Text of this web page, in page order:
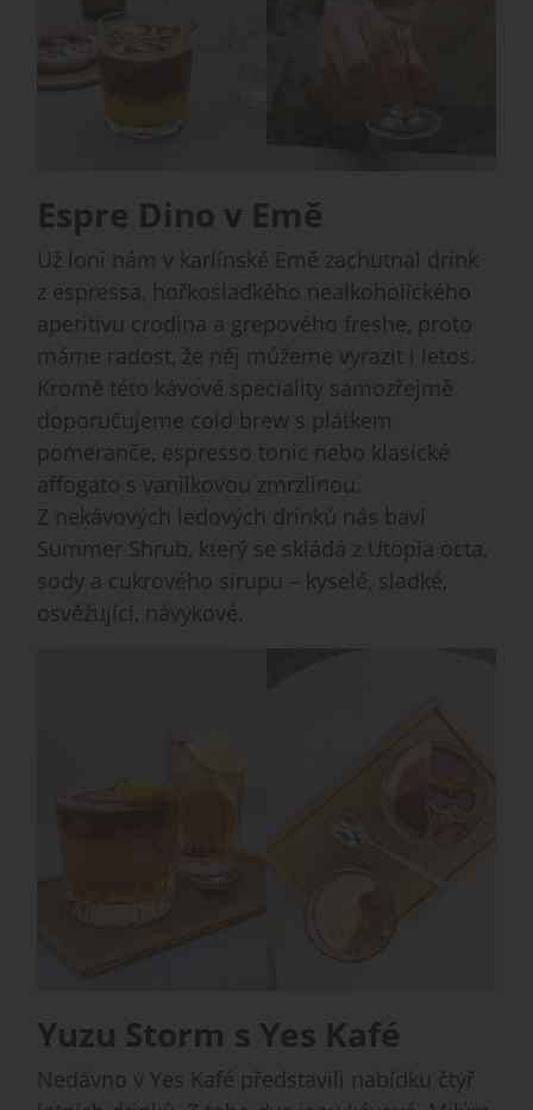
Espre Dino v Emě
Už loni nám v karlínské Emě zachutnal drink
z espressa, hořkosladkého nealkoholického
aperitivu crodina a grepového freshe, proto
máme radost, že něj můžeme vyrazit i letos.
Kromě této kávové speciality samozřejmě
doporučujeme cold brew s plátkem
pomeranče, espresso tonic nebo klasické
affogato s vanilkovou zmrzlinou.
Z nekávových ledových drinků nás baví
Summer Shrub, který se skládá z Utopia octa,
sody a cukrového sirupu – kyselé, sladké,
osvěžující, návykové.
Yuzu Storm s Yes Kafé
Nedávno v Yes Kafé představili nabídku čtyř